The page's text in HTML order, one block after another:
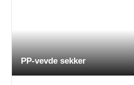
PP-vevde sekker